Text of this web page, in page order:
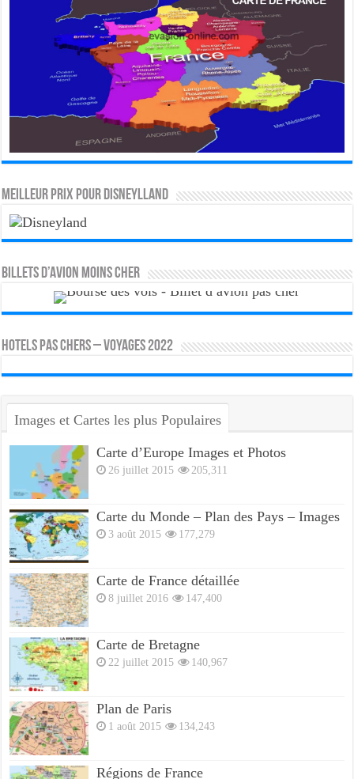
MEILLEUR PRIX POUR DISNEYLLAND
Billets d’avion moins cher
HOTELS PAS CHERS – VOYAGES 2022
Images et Cartes les plus Populaires
Carte d’Europe Images et Photos
26 juillet 2015 205,311
Carte du Monde – Plan des Pays – Images
3 août 2015 177,279
Carte de France détaillée
8 juillet 2016 147,400
Carte de Bretagne
22 juillet 2015 140,967
Plan de Paris
1 août 2015 134,243
Régions de France